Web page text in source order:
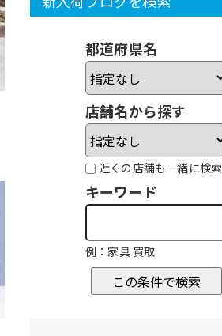
都道府県名
店舗名から探す
近くの店舗も一緒に検索
キーワード
例：家具 買取
この条件で検索